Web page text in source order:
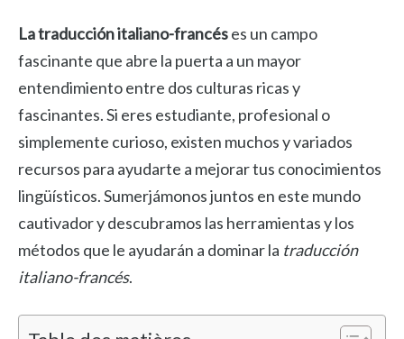
La traducción italiano-francéses un campo
fascinante que abre la puerta a un mayor
entendimiento entre dos culturas ricas y
fascinantes. Si eres estudiante, profesional o
simplemente curioso, existen muchos y variados
recursos para ayudarte a mejorar tus conocimientos
lingüísticos. Sumerjámonos juntos en este mundo
cautivador y descubramos las herramientas y los
métodos que le ayudarán a dominar la traducción
italiano-francés.